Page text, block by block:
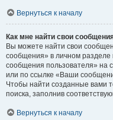
Вернуться к началу
Как мне найти свои
Вы можете найти свои
сообщения» в личном разделе
сообщения пользователя» на
или по ссылке «Ваши
Чтобы найти созданные вами
поиска, заполнив
Вернуться к началу